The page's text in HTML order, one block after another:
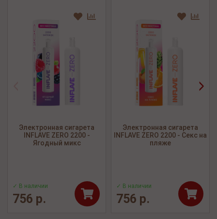
Электронная сигарета
INFLAVE ZERO 2200 -
Ягодный микс
✓ В наличии
756 р.
Электронная сигарета
INFLAVE ZERO 2200 - Секс на
пляже
✓ В наличии
756 р.
>